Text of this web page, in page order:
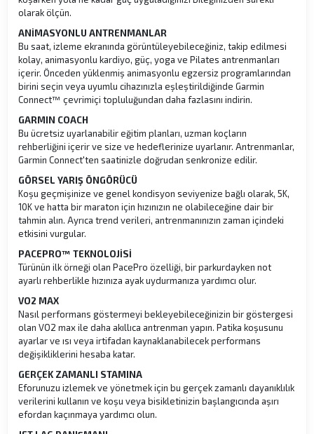
olarak ölçün.
ANİMASYONLU ANTRENMANLAR
Bu saat, izleme ekranında görüntüleyebileceğiniz, takip edilmesi
kolay, animasyonlu kardiyo, güç, yoga ve Pilates antrenmanları
içerir. Önceden yüklenmiş animasyonlu egzersiz programlarından
birini seçin veya uyumlu cihazınızla eşleştirildiğinde Garmin
Connect™ çevrimiçi topluluğundan daha fazlasını indirin.
GARMIN COACH
Bu ücretsiz uyarlanabilir eğitim planları, uzman koçların
rehberliğini içerir ve size ve hedeflerinize uyarlanır. Antrenmanlar,
Garmin Connect'ten saatinizle doğrudan senkronize edilir.
GÖRSEL YARIŞ ÖNGÖRÜCÜ
Koşu geçmişinize ve genel kondisyon seviyenize bağlı olarak, 5K,
10K ve hatta bir maraton için hızınızın ne olabileceğine dair bir
tahmin alın. Ayrıca trend verileri, antrenmanınızın zaman içindeki
etkisini vurgular.
PACEPRO™ TEKNOLOJİSİ
Türünün ilk örneği olan PacePro özelliği, bir parkurdayken not
ayarlı rehberlikle hızınıza ayak uydurmanıza yardımcı olur.
VO2 MAX
Nasıl performans göstermeyi bekleyebileceğinizin bir göstergesi
olan VO2 max ile daha akıllıca antrenman yapın. Patika koşusunu
ayarlar ve ısı veya irtifadan kaynaklanabilecek performans
değişikliklerini hesaba katar.
GERÇEK ZAMANLI STAMINA
Eforunuzu izlemek ve yönetmek için bu gerçek zamanlı dayanıklılık
verilerini kullanın ve koşu veya bisikletinizin başlangıcında aşırı
efordan kaçınmaya yardımcı olun.